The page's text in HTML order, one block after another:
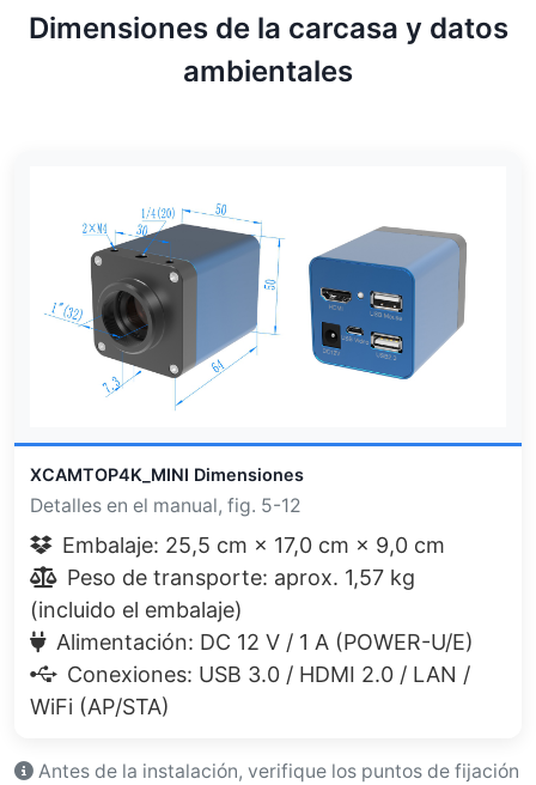
Dimensiones de la carcasa y datos
ambientales
XCAMTOP4K_MINI Dimensiones
Detalles en el manual, fig. 5-12
Embalaje: 25,5 cm × 17,0 cm × 9,0 cm
Peso de transporte: aprox. 1,57 kg
(incluido el embalaje)
Alimentación: DC 12 V / 1 A (POWER-U/E)
Conexiones: USB 3.0 / HDMI 2.0 / LAN /
WiFi (AP/STA)
Antes de la instalación, verifique los puntos de fijación